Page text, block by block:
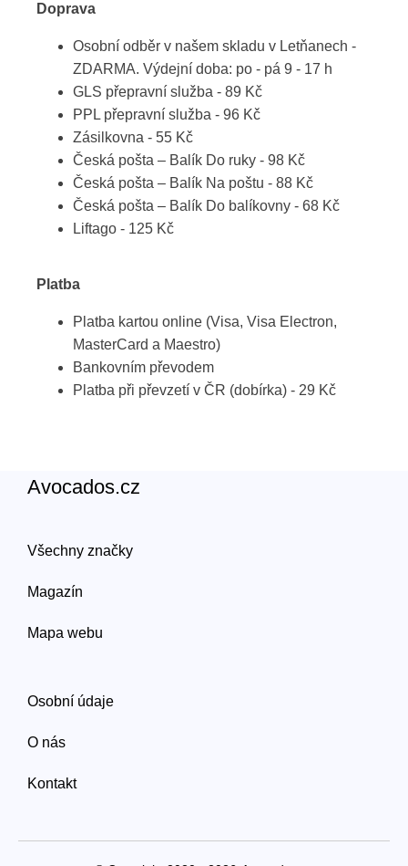
Doprava
Osobní odběr v našem skladu v Letňanech -
ZDARMA. Výdejní doba: po - pá 9 - 17 h
GLS přepravní služba - 89 Kč
PPL přepravní služba - 96 Kč
Zásilkovna - 55 Kč
Česká pošta – Balík Do ruky - 98 Kč
Česká pošta – Balík Na poštu - 88 Kč
Česká pošta – Balík Do balíkovny - 68 Kč
Liftago - 125 Kč
Platba
Platba kartou online (Visa, Visa Electron,
MasterCard a Maestro)
Bankovním převodem
Platba při převzetí v ČR (dobírka) - 29 Kč
Avocados.cz
Všechny značky
Magazín
Mapa webu
Osobní údaje
O nás
Kontakt